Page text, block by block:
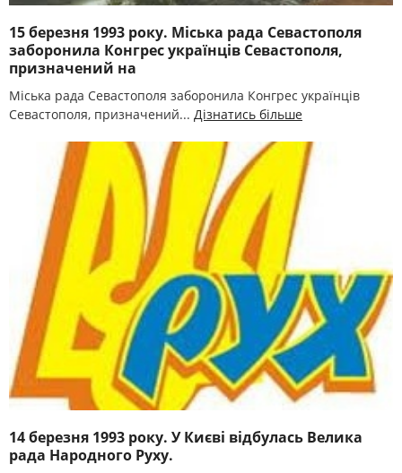
15 березня 1993 року. Міська рада Севастополя
заборонила Конгрес українців Севастополя,
призначений на
Міська рада Севастополя заборонила Конгрес українців
Севастополя, призначений... Дізнатись більше
14 березня 1993 року. У Києві відбулась Велика
рада Народного Руху.